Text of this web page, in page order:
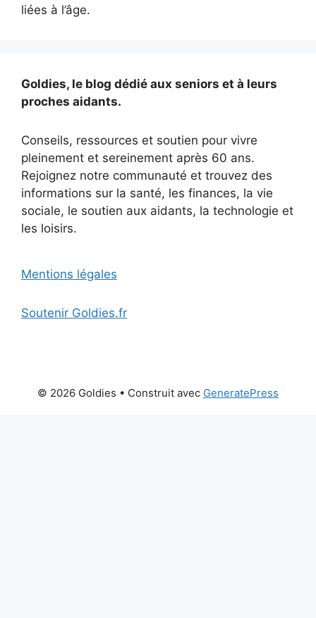
liées à l’âge.
Goldies, le blog dédié aux seniors et à leurs
proches aidants.
Conseils, ressources et soutien pour vivre
pleinement et sereinement après 60 ans.
Rejoignez notre communauté et trouvez des
informations sur la santé, les finances, la vie
sociale, le soutien aux aidants, la technologie et
les loisirs.
Mentions légales
Soutenir Goldies.fr
© 2026 Goldies • Construit avec GeneratePress